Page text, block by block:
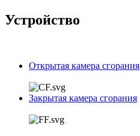
Устройство
Открытая камера сгорания
Закрытая камера сгорания